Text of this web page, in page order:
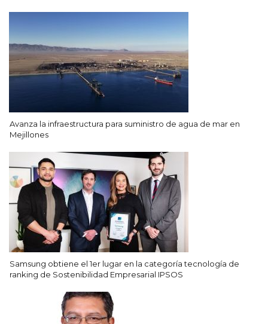
Avanza la infraestructura para suministro de agua de mar en
Mejillones
Samsung obtiene el 1er lugar en la categoría tecnología de
ranking de Sostenibilidad Empresarial IPSOS